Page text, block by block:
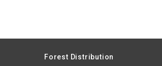
Forest Distribution